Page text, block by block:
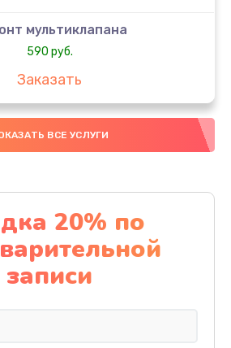
мультиклапана
590 руб.
Заказать
капучинатора
1000 руб.
Чистка трубок
800 руб.
Заказать
ВСЕ УСЛУГИ
20% по
записи